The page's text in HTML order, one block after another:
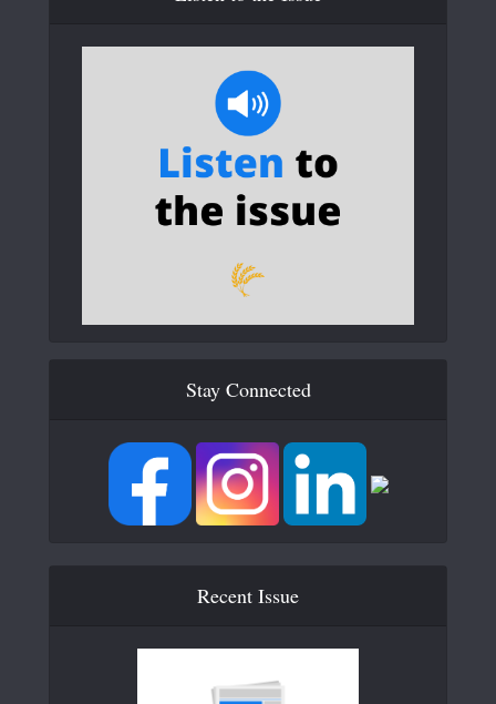
Stay Connected
Recent Issue